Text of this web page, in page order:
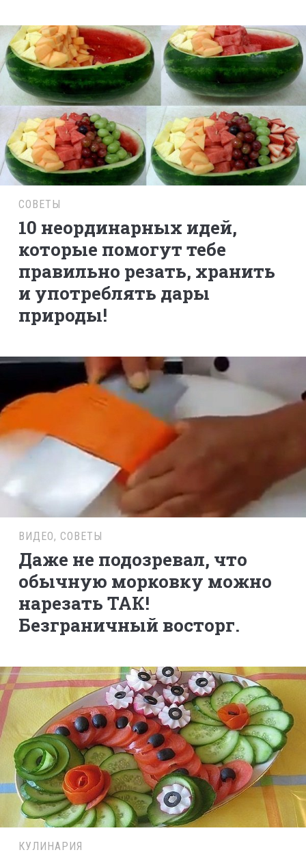
СОВЕТЫ
10 неординарных идей,
которые помогут тебе
правильно резать, хранить
и употреблять дары
природы!
ВИДЕО, СОВЕТЫ
Даже не подозревал, что
обычную морковку можно
нарезать ТАК!
Безграничный восторг.
КУЛИНАРИЯ